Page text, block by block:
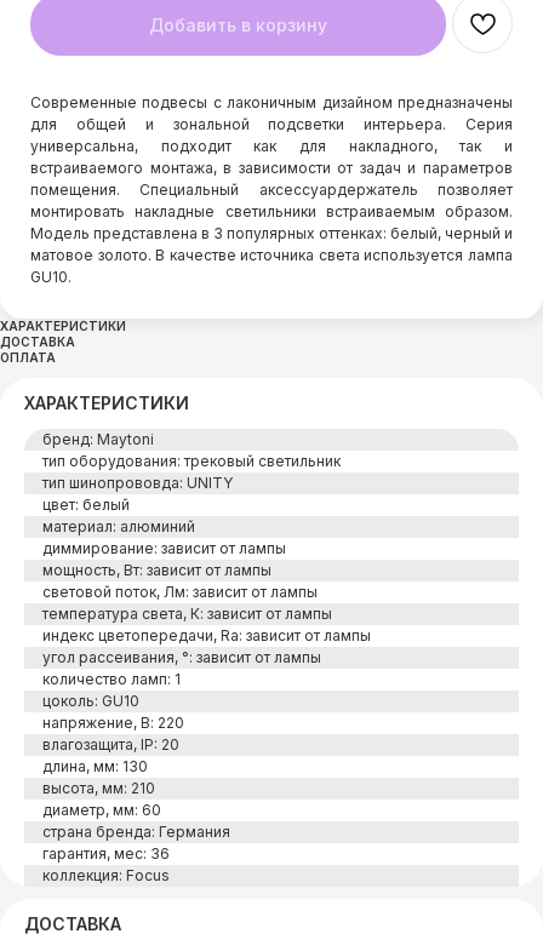
Добавить в корзину
Современные подвесы с лаконичным дизайном предназначены
для общей и зональной подсветки интерьера. Серия
универсальна, подходит как для накладного, так и
встраиваемого монтажа, в зависимости от задач и параметров
помещения. Специальный аксессуардержатель позволяет
монтировать накладные светильники встраиваемым образом.
Модель представлена в 3 популярных оттенках: белый, черный и
матовое золото. В качестве источника света используется лампа
GU10.
ХАРАКТЕРИСТИКИ
ДОСТАВКА
ОПЛАТА
ХАРАКТЕРИСТИКИ
бренд: Maytoni
тип оборудования: трековый светильник
тип шинопрововда: UNITY
цвет: белый
материал: алюминий
диммирование: зависит от лампы
мощность, Вт: зависит от лампы
световой поток, Лм: зависит от лампы
температура света, К: зависит от лампы
индекс цветопередачи, Ra: зависит от лампы
угол рассеивания, °: зависит от лампы
количество ламп: 1
цоколь: GU10
напряжение, В: 220
влагозащита, IP: 20
длина, мм: 130
высота, мм: 210
диаметр, мм: 60
страна бренда: Германия
гарантия, мес: 36
коллекция: Focus
ДОСТАВКА